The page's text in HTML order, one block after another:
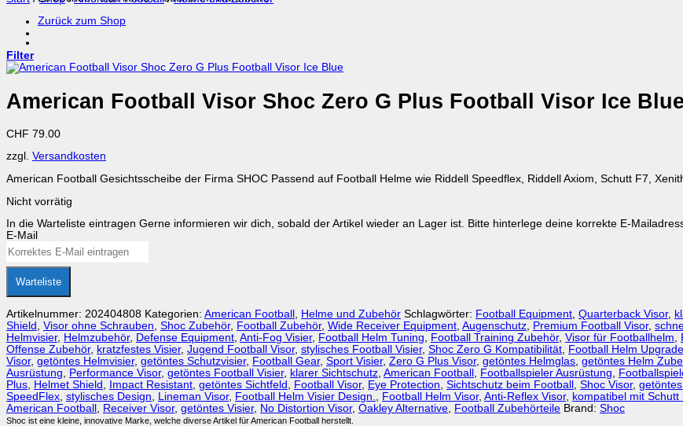
Zurück zum Shop
Filter
American Football Visor Shoc Zero G Plus Football Visor Ice Blue
CHF 79.00
zzgl. Versandkosten
American Football Gesichtsscheibe der Firma SHOC Passend auf Football Helme wie Riddell Speedflex, Riddell Axiom, Schutt F7,
Nicht vorrätig
In die Warteliste eintragen Gerne informieren wir dich, sobald der Artikel wieder an Lager ist. Bitte hinterlege deine korrekte E-
E-Mail
Warteliste
Artikelnummer: 202404808 Kategorien: American Football Helme und Zubehör Schlagwörter: Football Equipment Quarterback Visor,
Shield
Visor ohne Schrauben Shoc Zubehör, Football Zubehör, Wide Receiver Equipment Augenschutz Premium Football Visor,
Helmvisier, Helmzubehör, Defense Equipment Anti-Fog Visier, Football Helm Tuning Football Training Zubehör, Visor für Footballhelm
Offense Zubehör, kratzfestes Visier, Jugend Football Visor, stylisches Football Visier, Shoc Zero G Kompatibilität Football Helm Upgrade
Visor, getöntes Helmvisier, getöntes Schutzvisier, Football Gear, Sport Visier, Zero G Plus Visor, getöntes Helmglas getöntes Helm
Ausrüstung
Performance Visor, getöntes Football Visier, klarer Sichtschutz American Football Footballspieler Ausrüstung
Plus
Helmet Shield Impact Resistant getöntes Sichtfeld Football Visor, Eye Protection Sichtschutz beim Football Shoc Visor,
SpeedFlex stylisches Design Lineman Visor, Football Helm Visier Design. Football Helm Visor, Anti-Reflex Visor, kompatibel mit Schutt
American Football
Receiver Visor, getöntes Visier, No Distortion Visor, Oakley Alternative Football Zubehörteile Brand: Shoc
Shoc ist eine kleine, innovative Marke, welche diverse Artikel für American Football herstellt.